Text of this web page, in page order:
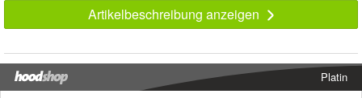
Artikelbeschreibung anzeigen
Platin